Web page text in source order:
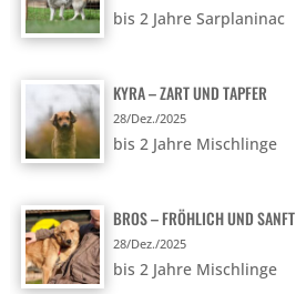
bis 2 Jahre Sarplaninac
KYRA – ZART UND TAPFER
28/Dez./2025
bis 2 Jahre Mischlinge
BROS – FRÖHLICH UND SANFT
28/Dez./2025
bis 2 Jahre Mischlinge